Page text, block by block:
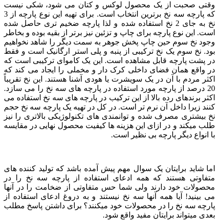
وقتی صحبت از یک محصول لوکس و کتان می شود، شکی نیست
که پارچه سه نخ برترین انتخاب است. برای تهیه این نوع پارچه از 3
نخ به جای 2 نخ استفاده شده و لذا پارچه ضخیم تری حاصل شده
است. این نوع پارچه برای چاپ و تزئین نیز برتر از بقیه بوده و بخاطر
وجود نخ سوم حین چاپ پخش جوهر به سمت دیگر را شاهد نخواهیم
بود. نخ سوم یک نخ ترکیبی از پنبه و پلی استر ارگانیک است و فقط
در پشت پارچه قابل مشاهده است. این یک کاموای ترکیبی است که
در واقع همان فضای داخلی کرک دار و مخملی را ایجاد می کند که
اکثر مردم با آن در یک سویشرت یا هودی آشنا هستند. این نخ تقریباً
20 درصد از پارچه مورد استفاده در پارچه های سه نخ را می سازد.
اکثر برندهای رده بالا از این ترکیب در پارچه های سه نخ استفاده می
کنند زیرا داخل آن نرم تر است. در کل در تهیه یک پارچه سه نخ حجم
نخ بیشتری مصرف شده و توانمندی های تکنولوژیکی بالاتری را نیز
طلب میکند و در ازای این هزینه ها کیفیت محصول نهایی در مقایسه
با انواع دیگر پارچه بی نظیر است.
اما شاید برایتان یک سوال مهم پیش آمده باشد که تولید کننده های
متفاوتی هستند که همه ادعای استفاده از پارچه سه نخ را در
محصولات خود دارند ولی شما حس متفاوتی از ضخامت را در آنها
می بینید! آیا همه آنها سه نخ نیستند و به دروغ ادعای استفاده از
پارچه سه نخ را در محصولات خود میکنند؟ برای داشتن پاسخ مطلب
بعدی میتواند برایتان مفید واقع شود.